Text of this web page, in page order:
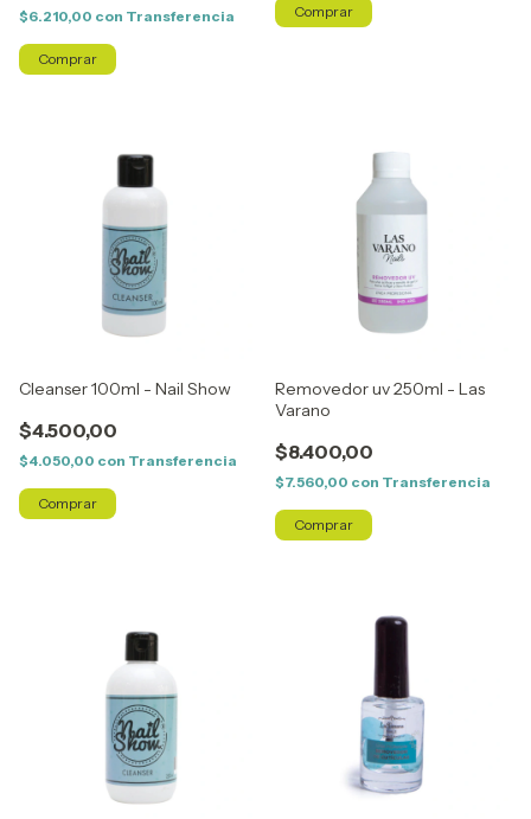
$6.210,00 con Transferencia
Cleanser 100ml - Nail Show
$4.500,00
$4.050,00 con Transferencia
Removedor uv 250ml - Las
Varano
$8.400,00
$7.560,00 con Transferencia